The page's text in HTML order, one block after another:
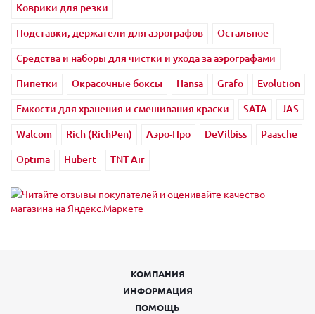
Коврики для резки
Подставки, держатели для аэрографов
Остальное
Средства и наборы для чистки и ухода за аэрографами
Пипетки
Окрасочные боксы Hansa Grafo
Evolution
Емкости для хранения и смешивания краски
SATA
JAS
Walcom
Rich (RichPen) Аэро-Про DeVilbiss
Paasche
Optima
Hubert TNT Air
КОМПАНИЯ
ИНФОРМАЦИЯ
ПОМОЩЬ